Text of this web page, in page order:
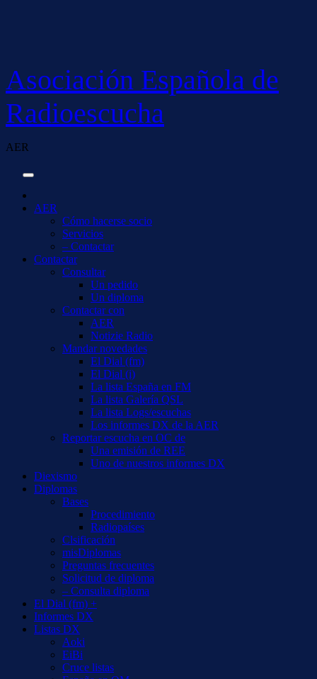
Asociación Española de
Radioescucha
AER
AER
Cómo hacerse socio
Servicios
– Contactar
Contactar
Consultar
Un pedido
Un diploma
Contactar con
AER
Notizie Radio
Mandar novedades
El Dial (fm)
El Dial (i)
La lista España en FM
La lista Galería QSL
La lista Logs/escuchas
Los informes DX de la AER
Reportar escucha en OC de
Una emisión de REE
Uno de nuestros informes DX
Diexismo
Diplomas
Bases
Procedimiento
Radiopaíses
Clsificación
misDiplomas
Preguntas frecuentes
Solicitud de diploma
– Consulta diploma
El Dial (fm) +
Informes DX
Listas DX
Aoki
EiBi
Cruce listas